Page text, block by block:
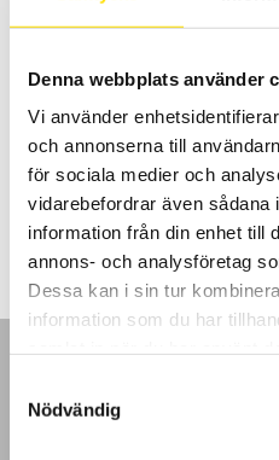
Denna webbplats använder
Vi använder
och annonserna till
för sociala medier och
vidarebefordrar även sådana
information från din enhet till
annons- och analysföretag
Dessa kan i sin tur
information som du har
Nödvändig
AC och DC mätande
multimetrar, oscilloskop, loggrar
adapter P01102081 kan
5,040.00kr – 6,695.00kr
till